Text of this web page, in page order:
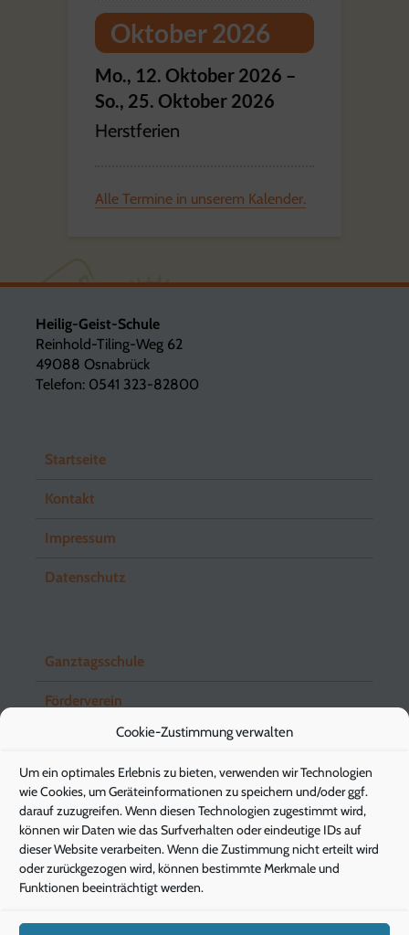
Cookie-Zustimmung verwalten
Um ein optimales Erlebnis zu bieten, verwenden wir Technologien
wie Cookies, um Geräteinformationen zu speichern und/oder ggf.
darauf zuzugreifen. Wenn diesen Technologien zugestimmt wird,
können wir Daten wie das Surfverhalten oder eindeutige IDs auf
dieser Website verarbeiten. Wenn die Zustimmung nicht erteilt wird
oder zurückgezogen wird, können bestimmte Merkmale und
Funktionen beeinträchtigt werden.
Oktober 2026
Mo., 12. Oktober 2026 –
So., 25. Oktober 2026
Herstferien
Alle Termine in unserem Kalender.
Heilig-Geist-Schule
Reinhold-Tiling-Weg 62
49088 Osnabrück
Telefon: 0541 323-82800
Startseite
Kontakt
Impressum
Datenschutz
Ganztagsschule
Förderverein
Schuleingangsstufe
Elternbriefe
Pädagogische Energieberatung